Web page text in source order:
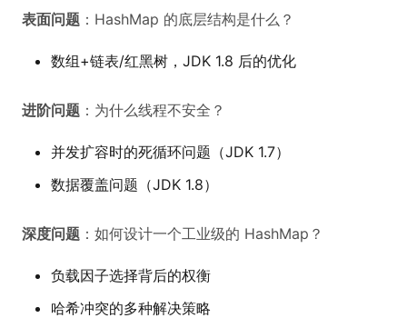
表面问题 ：HashMap 的底层结构是什么？
数组+链表/红黑树，JDK 1.8 后的优化
进阶问题 ：为什么线程不安全？
并发扩容时的死循环问题（JDK 1.7）
数据覆盖问题（JDK 1.8）
深度问题 ：如何设计一个工业级的 HashMap？
负载因子选择背后的权衡
哈希冲突的多种解决策略